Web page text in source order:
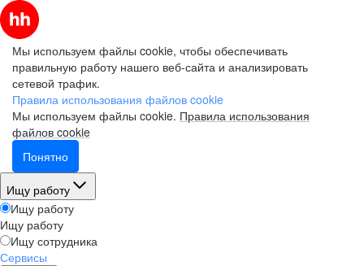
Мы используем файлы cookie, чтобы обеспечивать
правильную работу нашего веб-сайта и анализировать
сетевой трафик.
Правила использования файлов cookie
Мы используем файлы cookie. Правила использования
файлов cookie
Понятно
Ищу работу
Ищу работу
Ищу работу
Ищу сотрудника
Сервисы